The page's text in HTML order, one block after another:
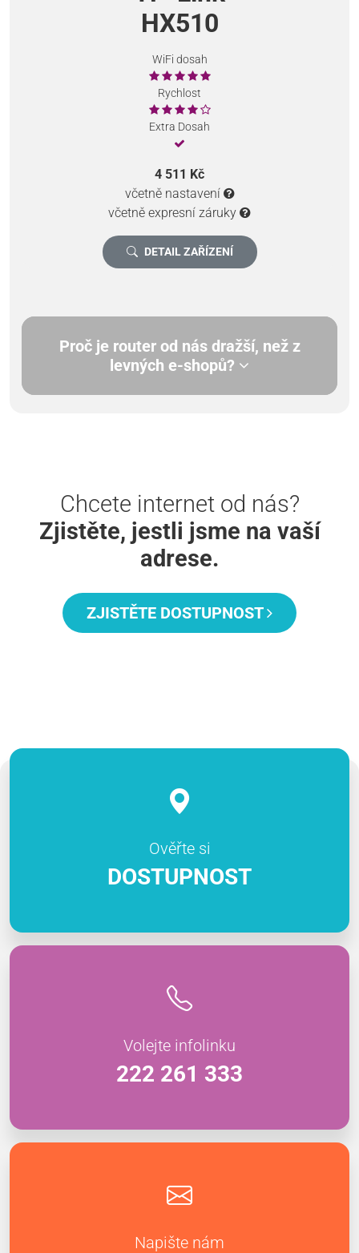
HX510
WiFi dosah
Rychlost
Extra Dosah
4 511 Kč
včetně nastavení
včetně expresní záruky
DETAIL ZAŘÍZENÍ
Proč je router od nás dražší, než z
levných e-shopů?
Chcete internet od nás?
Zjistěte, jestli jsme na vaší
adrese.
ZJISTĚTE DOSTUPNOST
Ověřte si
DOSTUPNOST
Volejte infolinku
222 261 333
Napište nám